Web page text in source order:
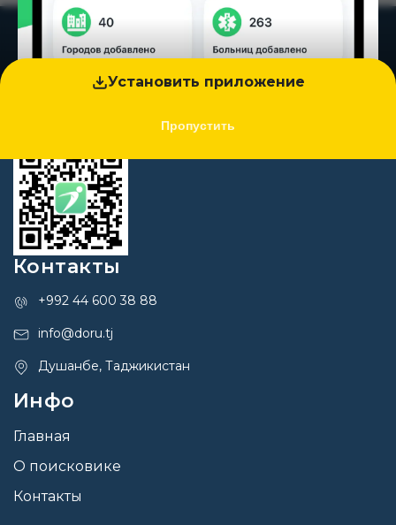
Установить приложение
Пропустить
Контакты
+992 44 600 38 88
info@doru.tj
Душанбе, Таджикистан
Инфо
Главная
О поисковике
Контакты